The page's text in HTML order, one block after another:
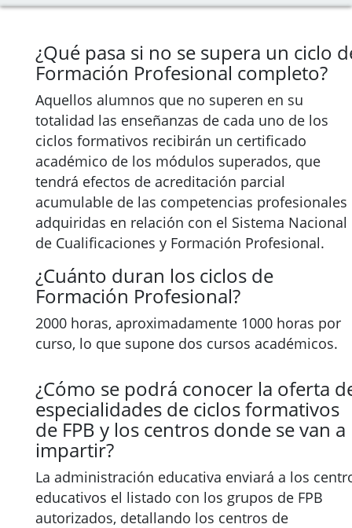
¿Qué pasa si no se supera un ciclo
Formación Profesional completo?
Aquellos alumnos que no superen en su
totalidad las enseñanzas de cada uno de los
ciclos formativos recibirán un certificado
académico de los módulos superados, que
tendrá efectos de acreditación parcial
acumulable de las competencias profesionales
adquiridas en relación con el Sistema Nacional
de Cualificaciones y Formación Profesional.
¿Cuánto duran los ciclos de
Formación Profesional?
2000 horas, aproximadamente 1000 horas por
curso, lo que supone dos cursos académicos.
¿Cómo se podrá conocer la oferta
especialidades de ciclos formativos
de FPB y los centros donde se van a
impartir?
La administración educativa enviará a los
educativos el listado con los grupos de FPB
autorizados, detallando los centros de